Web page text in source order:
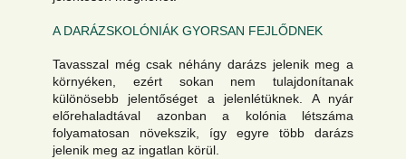
A DARÁZSKOLÓNIÁK GYORSAN FEJLŐDNEK
Tavasszal még csak néhány darázs jelenik meg a
környéken, ezért sokan nem tulajdonítanak
különösebb jelentőséget a jelenlétüknek. A nyár
előrehaladtával azonban a kolónia létszáma
folyamatosan növekszik, így egyre több darázs
jelenik meg az ingatlan körül.